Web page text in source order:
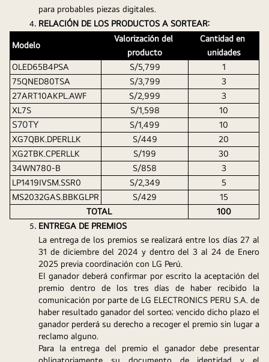
para probables piezas digitales.
RELACIÓN DE LOS PRODUCTOS A SORTEAR:
Modelo
Valorización del
producto
Cantidad en
unidades
OLED65B4PSA
S/5,799
1
75QNED80TSA
S/3,799
3
27ART10AKPL.AWF
S/2,999
3
XL7S
S/1,598 10
S70TY S/1,499
10
XG7QBK.DPERLLK
S/449
20
XG2TBK.CPERLLK
S/199
30
34WN780-B
S/858
3
LP1419IVSM.SSR0
S/2,349
5
MS2032GAS.BBKGLPR
S/429
15
TOTAL
100
ENTREGA DE PREMIOS
La entrega de los premios se realizará entre los días 27 al
31 de diciembre del 2024 y dentro del 3 al 24 de Enero
2025 previa coordinación con LG Perú.
El ganador deberá confirmar por escrito la aceptación del
premio dentro de los tres días de haber recibido la
comunicación por parte de LG ELECTRONICS PERU S.A. de
haber resultado ganador del sorteo; vencido dicho plazo el
ganador perderá su derecho a recoger el premio sin lugar a
reclamo alguno.
Para la entrega del premio el ganador debe presentar
obligatoriamente su documento de identidad y el